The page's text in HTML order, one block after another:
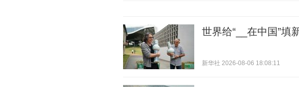
世界给“__在中国”填
新华社 2026-08-06 18:08:11